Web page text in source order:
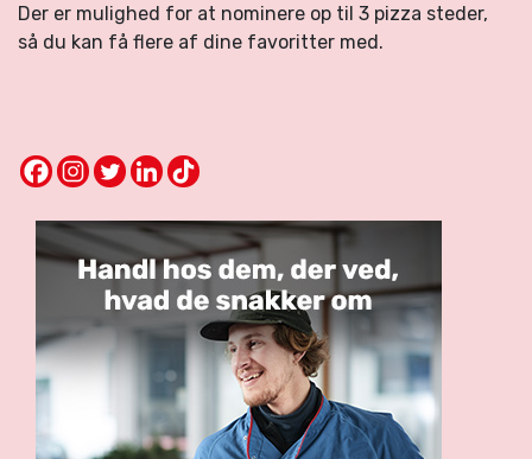
Der er mulighed for at nominere op til 3 pizza steder,
så du kan få flere af dine favoritter med.